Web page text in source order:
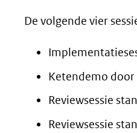
De volgende vier
Ketendemo
Reviewsessie
Reviewsessie